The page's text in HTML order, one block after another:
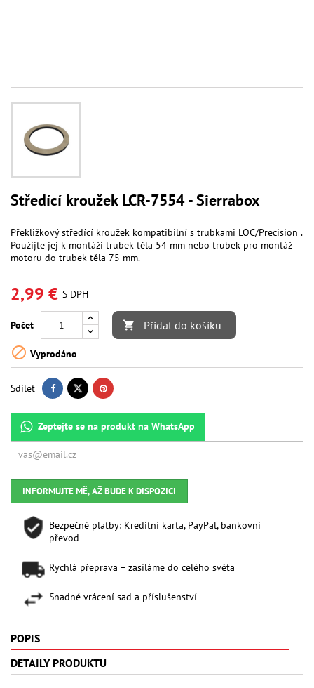
Středící kroužek LCR-7554 - Sierrabox
Překližkový středící kroužek kompatibilní s trubkami LOC/Precision .
Použijte jej k montáži trubek těla 54 mm nebo trubek pro montáž
motoru do trubek těla 75 mm.
2,99 € S DPH
Počet  Přidat do košíku
 Vyprodáno
Sdílet
Zeptejte se na produkt na WhatsApp
INFORMUJTE MĚ, AŽ BUDE K DISPOZICI
Bezpečné platby: Kreditní karta, PayPal, bankovní
převod
Rychlá přeprava – zasíláme do celého světa
Snadné vrácení sad a příslušenství
POPIS
DETAILY PRODUKTU